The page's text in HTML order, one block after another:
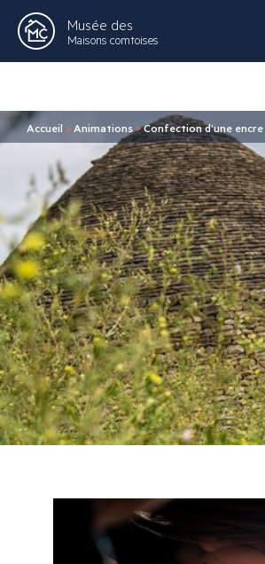
Musée des
Maisons comtoises
Accueil > Animations>Confection d’une